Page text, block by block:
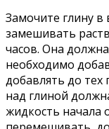
Замочите глину в
замешивать
часов. Она
необходимо
добавлять до тех
над глиной
жидкость начала